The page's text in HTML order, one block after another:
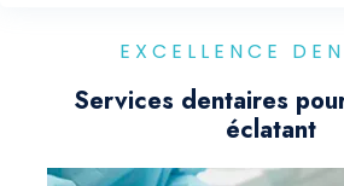
EXCELLENCE
Services dentaires
éclatant